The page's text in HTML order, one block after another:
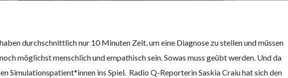
durchschnittlich nur 10 Minuten Zeit, um eine Diagnose zu stellen und müssen
möglichst menschlich und empathisch sein. Sowas muss geübt werden. Und da
Simulationspatient*innen ins Spiel. Radio Q-Reporterin Saskia Craiu hat sich den